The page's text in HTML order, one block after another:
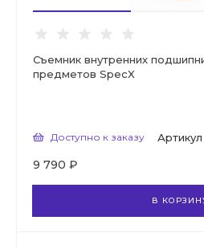
Съемник внутренних
предметов SpecX
Доступно к заказу Артикул
9 790 ₽
В